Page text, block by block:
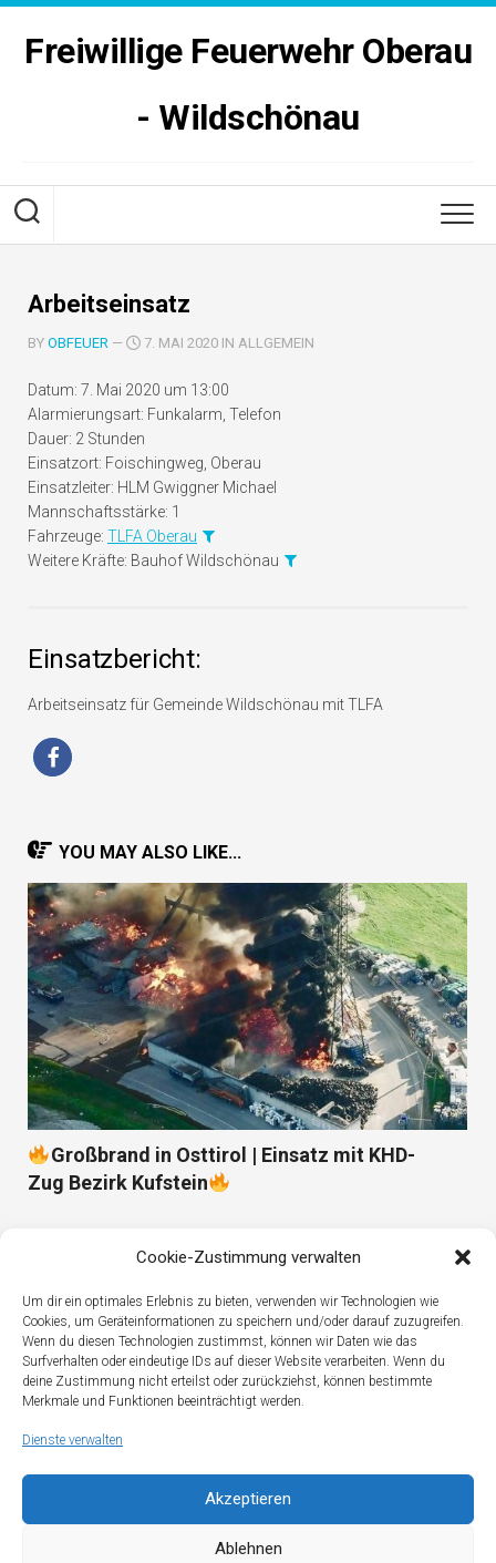
Cookie-Zustimmung verwalten
Um dir ein optimales Erlebnis zu bieten, verwenden wir Technologien wie
Cookies, um Geräteinformationen zu speichern und/oder darauf zuzugreifen.
Wenn du diesen Technologien zustimmst, können wir Daten wie das
Surfverhalten oder eindeutige IDs auf dieser Website verarbeiten. Wenn du
deine Zustimmung nicht erteilst oder zurückziehst, können bestimmte
Merkmale und Funktionen beeinträchtigt werden.
Dienste verwalten
Akzeptieren
Ablehnen
Skip
contentFreiwillige Feuerwehr Oberau
- Wildschönau
Arbeitseinsatz
BY OBFEUER — 7. MAI 2020 IN ALLGEMEIN
Datum: 7. Mai 2020 um 13:00
Alarmierungsart: Funkalarm, Telefon
Dauer: 2 Stunden
Einsatzort: Foischingweg, Oberau
Einsatzleiter: HLM Gwiggner Michael
Mannschaftsstärke: 1
Fahrzeuge: TLFA Oberau
Weitere Kräfte: Bauhof Wildschönau
Einsatzbericht:
Arbeitseinsatz für Gemeinde Wildschönau mit TLFA
YOU MAY ALSO LIKE...
Großbrand in Osttirol | Einsatz mit KHD-
Zug Bezirk Kufstein